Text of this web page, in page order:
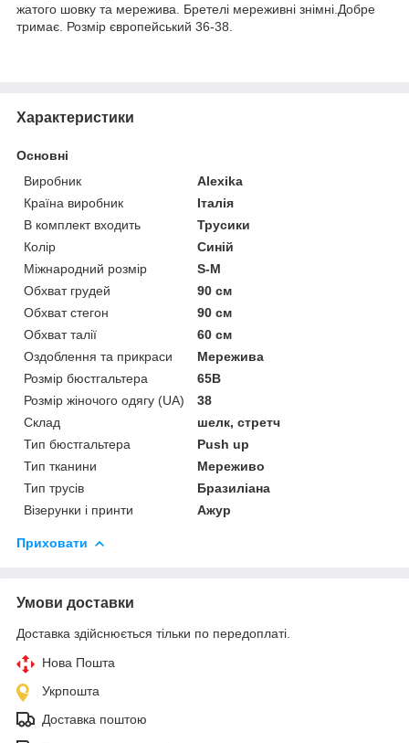
жатого шовку та мережива. Бретелі мереживні знімні.Добре
тримає. Розмір європейський 36-38.
Характеристики
Основні
Виробник
Alexika
Країна виробник
Італія
В комплект входить
Трусики
Колір
Синій
Міжнародний розмір
S-M
Обхват грудей
90 см
Обхват стегон
90 см
Обхват талії
60 см
Оздоблення та прикраси
Мережива
Розмір бюстгальтера
65B
Розмір жіночого одягу (UA)
38
Склад
шелк, стретч
Тип бюстгальтера
Push up
Тип тканини
Мереживо
Тип трусів
Бразиліана
Візерунки і принти
Ажур
Приховати
Умови доставки
Доставка здійснюється тільки по передоплаті.
Нова Пошта
Укрпошта
Доставка поштою